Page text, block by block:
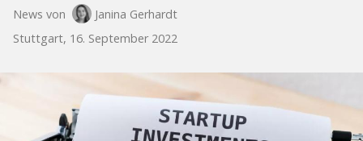
News von
Janina Gerhardt
Stuttgart, 16. September 2022